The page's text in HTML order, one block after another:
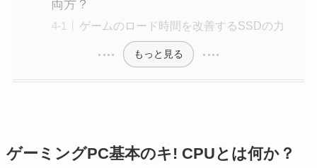
両方？
ゲームのロード時間を改善するSSDの力
もっと見る
ゲーミングPC基本のキ! CPUとは何か？